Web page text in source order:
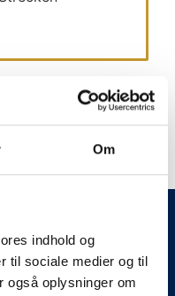
Om
indhold og
til sociale medier og til
også oplysninger om